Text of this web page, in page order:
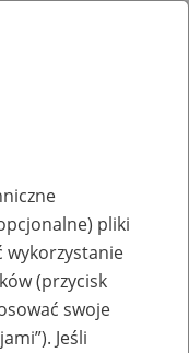
pliki
wykorzystanie
(przycisk
swoje
Jeśli